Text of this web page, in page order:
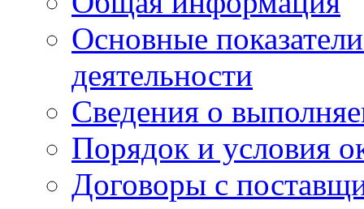
Основные
деятельности
Сведения о
Порядок и условия
Договоры с